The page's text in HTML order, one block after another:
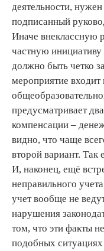
деятельности,
подписанный
Иначе внеклассную
частную инициативу
должно быть четко
мероприятие входит
предусматривает
компенсации –
видно, что чаще
второй вариант.
И, наконец, ещё
неправильного
учет вообще не
нарушения
том, что эти факты
подобных ситуациях